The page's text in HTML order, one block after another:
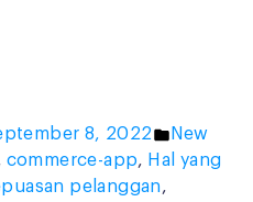
8, 2022
Posted
in
New
commerce-app, Hal yang
pelanggan,